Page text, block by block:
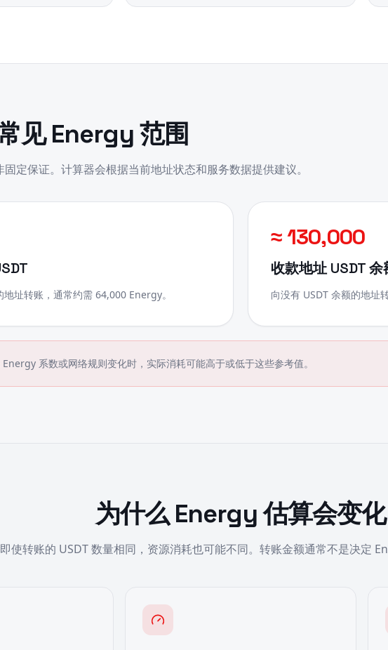
见 Energy 范围
定保证。计算器会根据当前地址状态和服务数据提供建议。
址转账，通常约需 64,000 Energy。
≈ 130,000
收款地址 USDT
向没有 USDT 余额的地址
系数或网络规则变化时，实际消耗可能高于或低于这些参考值。
为什么 Energy 估算会变化
即使转账的 USDT 数量相同，资源消耗也可能不同。转账金额通常不是决定